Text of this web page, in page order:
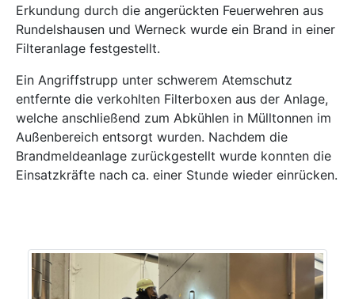
Erkundung durch die angerückten Feuerwehren aus
Rundelshausen und Werneck wurde ein Brand in einer
Filteranlage festgestellt.
Ein Angriffstrupp unter schwerem Atemschutz
entfernte die verkohlten Filterboxen aus der Anlage,
welche anschließend zum Abkühlen in Mülltonnen im
Außenbereich entsorgt wurden. Nachdem die
Brandmeldeanlage zurückgestellt wurde konnten die
Einsatzkräfte nach ca. einer Stunde wieder einrücken.